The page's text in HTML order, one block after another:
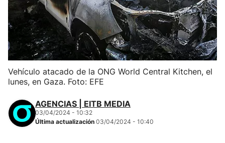
Vehículo atacado de la ONG World Central Kitchen, el
lunes, en Gaza. Foto: EFE
AGENCIAS | EITB MEDIA
03/04/2024 - 10:32
Última actualización 03/04/2024 - 10:40